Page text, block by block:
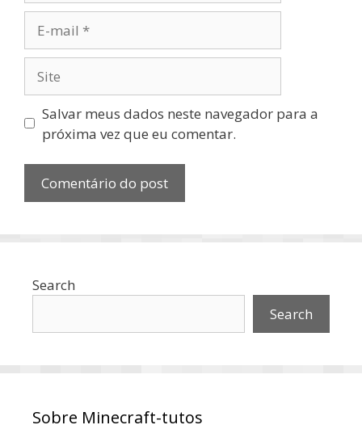
mail
Salvar meus dados neste navegador para a
próxima vez que eu comentar.
Search
Search
Sobre Minecraft-tutos